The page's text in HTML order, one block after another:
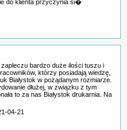
do klienta przyczynia si�
bardzo duże ilości tuszu i
którzy posiadają wiedzę,
Białystok w pożądanym rozmiarze.
dłużej, w związku z tym
to za nas Białystok drukarnia. Na
04-21